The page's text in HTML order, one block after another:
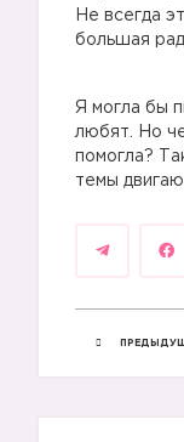
Не всегда
большая
Я могла бы
любят. Но
помогла?
темы